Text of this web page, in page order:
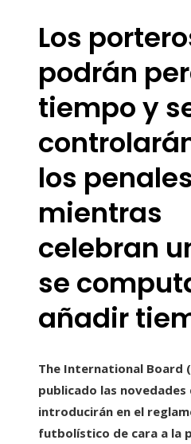
Los
podrán
tiempo y
los
mientras
celebran
se
añadir
The International Board
publicado las novedades
introducirán en el
futbolístico de cara a la